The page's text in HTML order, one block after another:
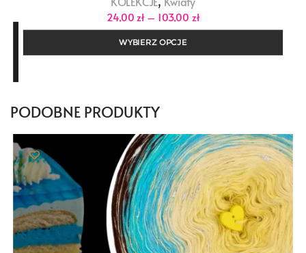
24,00zł – 103,00 złZakres
cen:
do
WYBIERZ OPCJE
PODOBNE PRODUKTY